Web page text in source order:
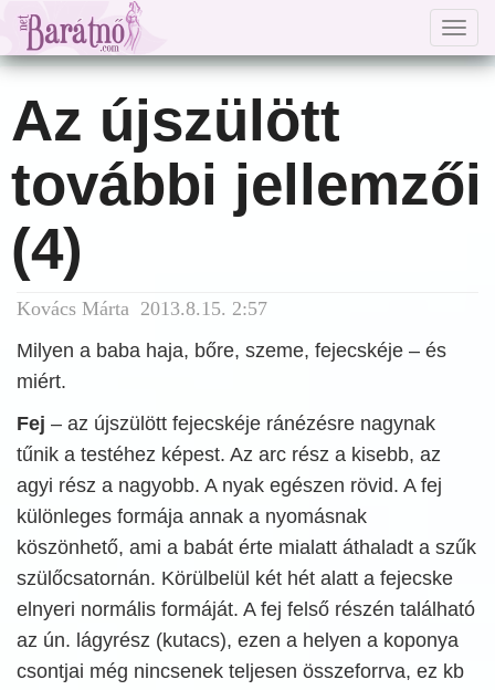
Az újszülött
további jellemzői
(4)
Kovács Márta 2013.8.15. 2:57
Milyen a baba haja, bőre, szeme, fejecskéje – és
miért.
Fej – az újszülött fejecskéje ránézésre nagynak
tűnik a testéhez képest. Az arc rész a kisebb, az
agyi rész a nagyobb. A nyak egészen rövid. A fej
különleges formája annak a nyomásnak
köszönhető, ami a babát érte mialatt áthaladt a szűk
szülőcsatornán. Körülbelül két hét alatt a fejecske
elnyeri normális formáját. A fej felső részén található
az ún. lágyrész (kutacs), ezen a helyen a koponya
csontjai még nincsenek teljesen összeforrva, ez kb